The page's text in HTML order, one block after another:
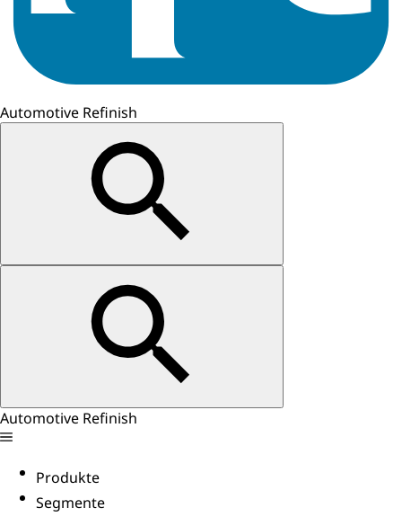
Automotive Refinish
Automotive Refinish
Produkte
Segmente